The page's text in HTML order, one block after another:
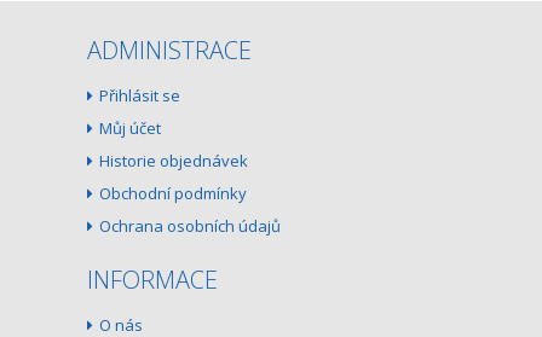
ADMINISTRACE
Přihlásit se
Můj účet
Historie objednávek
Obchodní podmínky
Ochrana osobních údajů
INFORMACE
O nás